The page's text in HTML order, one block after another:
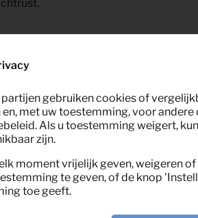
gebruiken cookies of
met uw toestemming, voor andere
Als u toestemming weigert,
zijn.
moment vrijelijk geven, weigeren
te geven, of de knop
toe geeft.